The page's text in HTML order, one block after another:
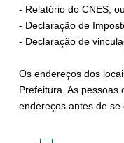
- Relatório do CNES; ou
- Declaração de
- Declaração de
Os endereços dos
Prefeitura. As
endereços antes de